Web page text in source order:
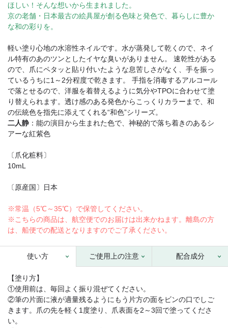
ほしい！そんな想いから生まれました。
京の老舗・日本最古の絵具屋が創る色味と発色で、暮らしに豊か
な和の彩りを。
軽い塗り心地の水溶性ネイルです。水が蒸発して乾くので、ネイ
ル特有のあのツンとしたイヤな臭いがありません。 速乾性がある
ので、爪にペタッと貼り付いたような息苦しさがなく、手を振っ
ているうちに1～2分程度で乾きます。 手指を消毒するアルコール
で落とせるので、洋服を着替えるように気分やTPOに合わせて塗
り替えられます。透け感のある発色からこっくりカラーまで、和
の伝統色を指先に添えてくれる“和色”シリーズ。
二人静：能の演目から生まれた色で、神秘的で落ち着きのあるシ
アーな紅紫色
〔爪化粧料〕
10mL
〔原産国〕日本
※常温（5℃～35℃）で保管してください。
※こちらの商品は、航空便でのお届けは出来かねます。離島の方
は、船便での配送となりますのでご了承ください。
使い方 ご使用上の注意 配合成分
【塗り方】
①使用前は、毎回よく振り混ぜてください。
②筆の片面に液が適量残るようにもう片方の面をビンの口でしご
きます。爪の先を軽く1度塗り、爪表面を2～3回で塗ってくださ
い。